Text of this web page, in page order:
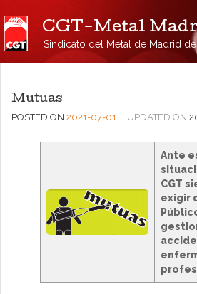
CGT-Metal
Sindicato del Metal de Madrid
Mutuas
POSTED ON 2021-07-01 UPDATED ON
Ante
CGT
exigir